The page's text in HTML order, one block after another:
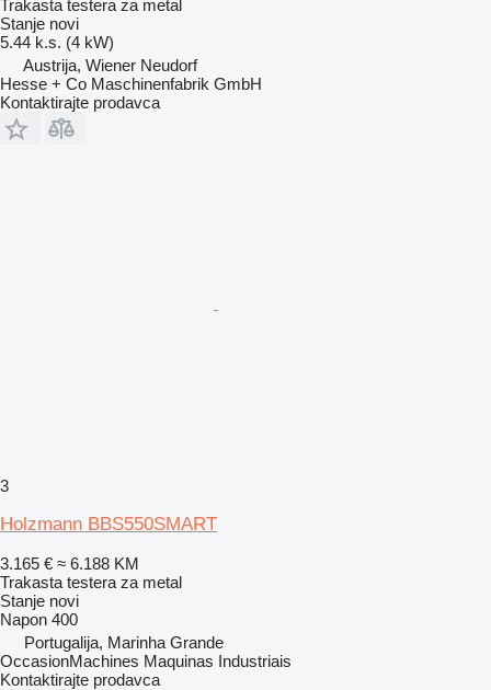
Trakasta testera za metal
Stanje novi
5.44 k.s. (4 kW)
Austrija, Wiener Neudorf
Hesse + Co Maschinenfabrik GmbH
Kontaktirajte prodavca
3
Holzmann BBS550SMART
3.165 € ≈ 6.188 KM
Trakasta testera za metal
Stanje novi
Napon 400
Portugalija, Marinha Grande
OccasionMachines Maquinas Industriais
Kontaktirajte prodavca